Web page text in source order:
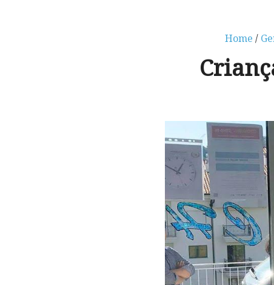
Home /